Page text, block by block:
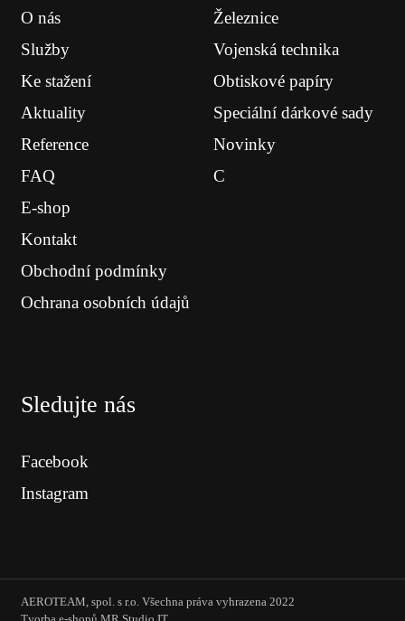
O nás
Služby
Ke stažení
Aktuality
Reference
FAQ
E-shop
Kontakt
Obchodní podmínky
Ochrana osobních údajů
Železnice
Vojenská technika
Obtiskové papíry
Speciální dárkové sady
Novinky
C
Sledujte nás
Facebook
Instagram
AEROTEAM, spol. s r.o. Všechna práva vyhrazena 2022